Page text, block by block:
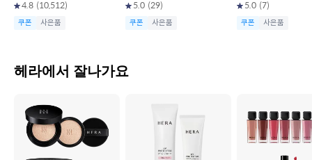
4.8 (10,512)
쿠폰 사은품
5.0 (29)
쿠폰 사은품
5.0 (7)
쿠폰 사은품
헤라에서 잘나가요